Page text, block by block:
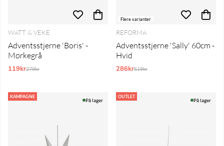
WATT & VEKE
Adventsstjerne 'Boris' -
Mørkegrå
119krNormalpris:
279kr
Flere varianter
REFORMA
Adventsstjerne 'Sally' 60cm -
Hvid
286krNormalpris:
519kr
KAMPAGNE
På lager
OUTLET
På lager